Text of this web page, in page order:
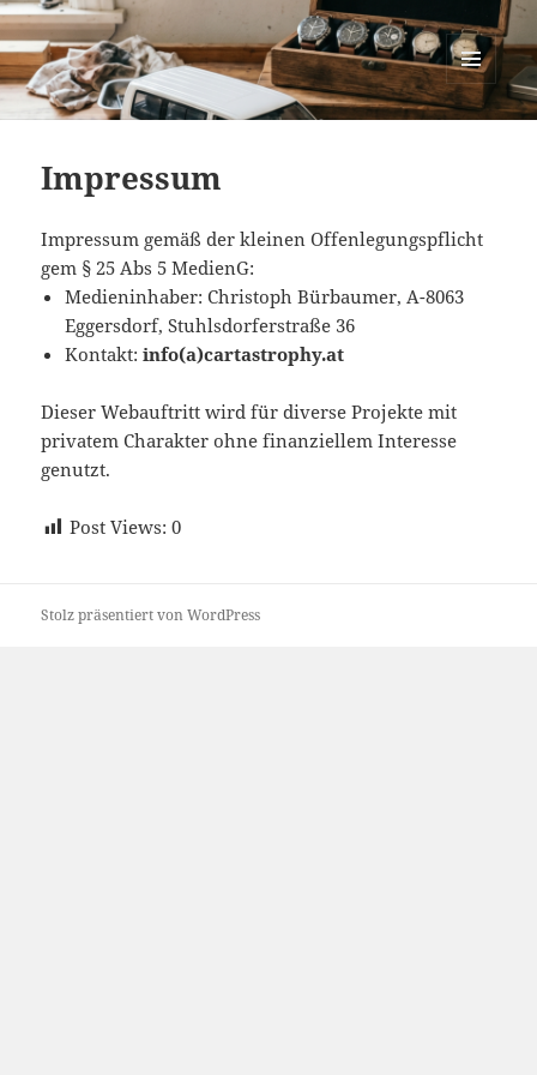
cartastrophy.at
MENÜ
UND
Impressum
Impressum gemäß der kleinen Offenlegungspflicht
gem § 25 Abs 5 MedienG:
Medieninhaber: Christoph Bürbaumer, A-8063
Eggersdorf, Stuhlsdorferstraße 36
Kontakt:info(a)cartastrophy.at
Dieser Webauftritt wird für diverse Projekte mit
privatem Charakter ohne finanziellem Interesse
genutzt.
Post Views: 0
Stolz präsentiert von WordPress